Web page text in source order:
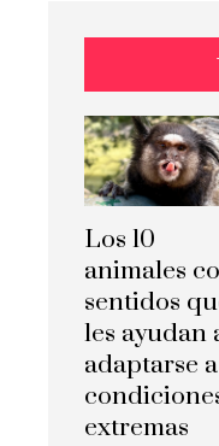
Los 10
animales
sentidos
les ayudan
adaptarse a
extremas